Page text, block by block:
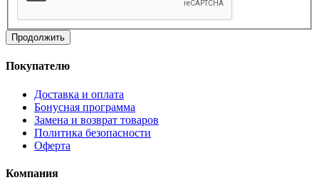
Продолжить
Покупателю
Доставка и оплата
Бонусная программа
Замена и возврат товаров
Политика безопасности
Оферта
Компания